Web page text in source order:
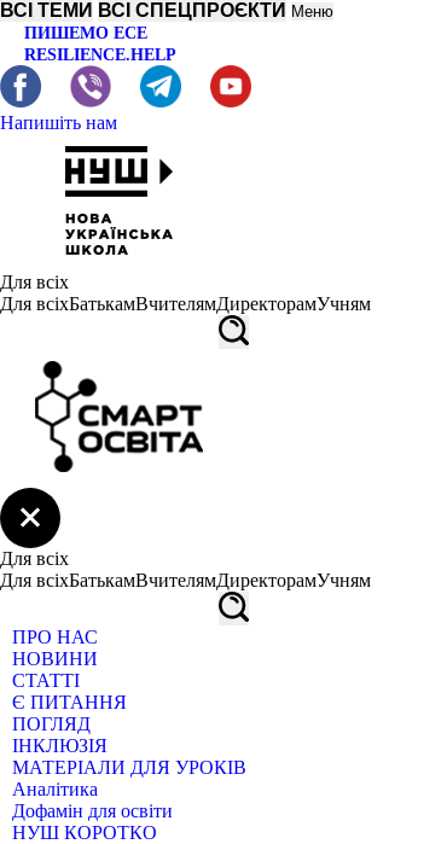
ВСІ ТЕМИ ВСІ СПЕЦПРОЄКТИ Меню
ПИШЕМО ЕСЕ
RESILIENCE.HELP
Напишіть нам
Для всіх
Для всіхБатькамВчителямДиректорамУчням
Для всіх
Для всіхБатькамВчителямДиректорамУчням
ПРО НАС
НОВИНИ
СТАТТІ
Є ПИТАННЯ
ПОГЛЯД
ІНКЛЮЗІЯ
МАТЕРІАЛИ ДЛЯ УРОКІВ
Аналітика
Дофамін для освіти
НУШ КОРОТКО